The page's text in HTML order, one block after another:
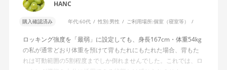
HANC
購入確認済み 年代:60代 性別:男性 ご利用場所:個室（寝室等）
ロッキング強度を「最弱」に設定しても、身長167cm・体重54kg
の私が通常どおり体重を預けて背もたれにもたれた場合、背もた
れは可動範囲の5割程度までしか倒れませんでした。これでは、ロ